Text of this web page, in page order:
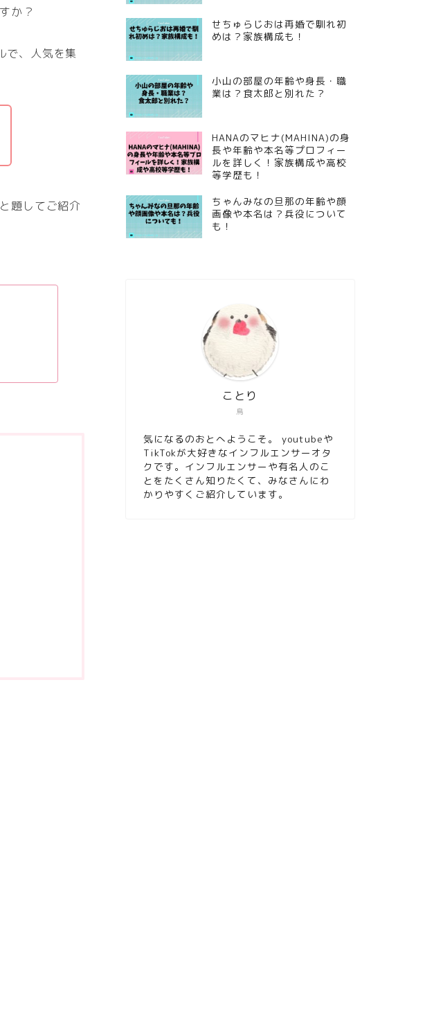
か？
で、人気を集
題してご紹介
せちゅらじおは再婚で馴れ初
めは？家族構成も！
小山の部屋の年齢や身長・職
業は？食太郎と別れた？
HANAのマヒナ(MAHINA)の身
長や年齢や本名等プロフィー
ルを詳しく！家族構成や高校
等学歴も！
ちゃんみなの旦那の年齢や顔
画像や本名は？兵役について
も！
鳥
ことり
気になるのおとへようこそ。 youtubeや
TikTokが大好きなインフルエンサーオタ
クです。インフルエンサーや有名人のこ
とをたくさん知りたくて、みなさんにわ
かりやすくご紹介しています。